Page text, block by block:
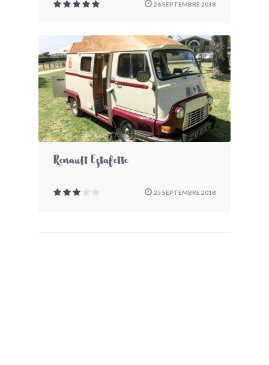
26 SEPTEMBRE 2018
Renault Estafette
25 SEPTEMBRE 2018